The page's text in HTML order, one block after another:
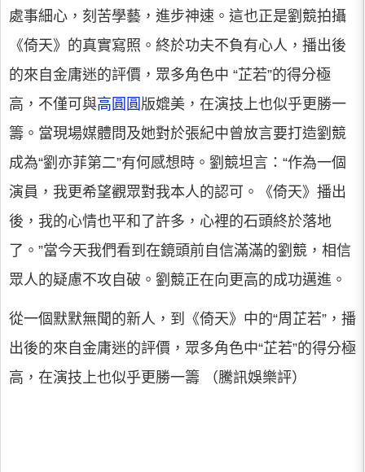
處事細心，刻苦學藝，進步神速。這也正是劉競拍攝
《倚天》的真實寫照。終於功夫不負有心人，播出後
的來自金庸迷的評價，眾多角色中 “芷若”的得分極
高，不僅可與高圓圓 版媲美，在演技上也似乎更勝一
籌。當現場媒體問及她對於張紀中曾放言要打造劉競
成為“劉亦菲第二”有何感想時。劉競坦言：“作為一個
演員，我更希望觀眾對我本人的認可。《倚天》播出
後，我的心情也平和了許多，心裡的石頭終於落地
了。”當今天我們看到在鏡頭前自信滿滿的劉競，相信
眾人的疑慮不攻自破。劉競正在向更高的成功邁進。
從一個默默無聞的新人，到《倚天》中的“周芷若”，播
出後的來自金庸迷的評價，眾多角色中“芷若”的得分極
高，在演技上也似乎更勝一籌 （騰訊娛樂評）